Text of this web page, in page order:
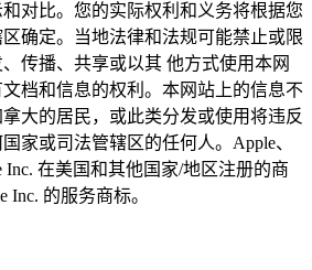
对比。您的实际权利和义务将根据您
确定。当地法律和法规可能禁止或限
传播、共享或以其 他方式使用本网
档和信息的权利。本网站上的信息不
大的居民，或此类分发或使用将违反
家或司法管辖区的任何人。Apple、
Inc. 在美国和其他国家/地区注册的商
Inc. 的服务商标。